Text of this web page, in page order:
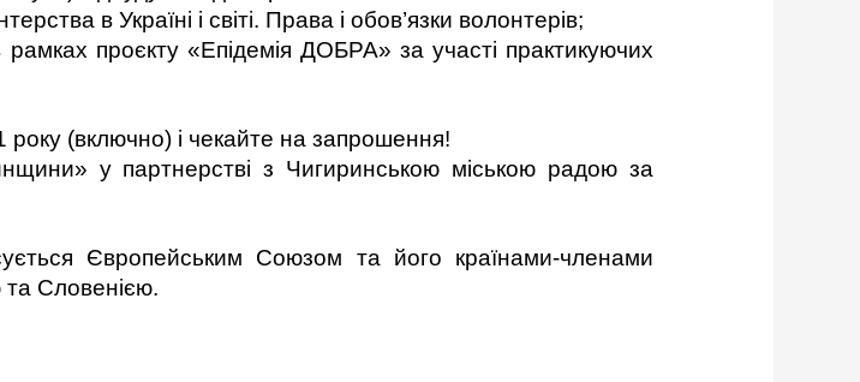
в Україні і світі. Права і обов’язки волонтерів;
проєкту «Епідемія ДОБРА» за участі практикуючих
(включно) і чекайте на запрошення!
у партнерстві з Чигиринською міською радою за
Європейським Союзом та його країнами-членами
Словенією.